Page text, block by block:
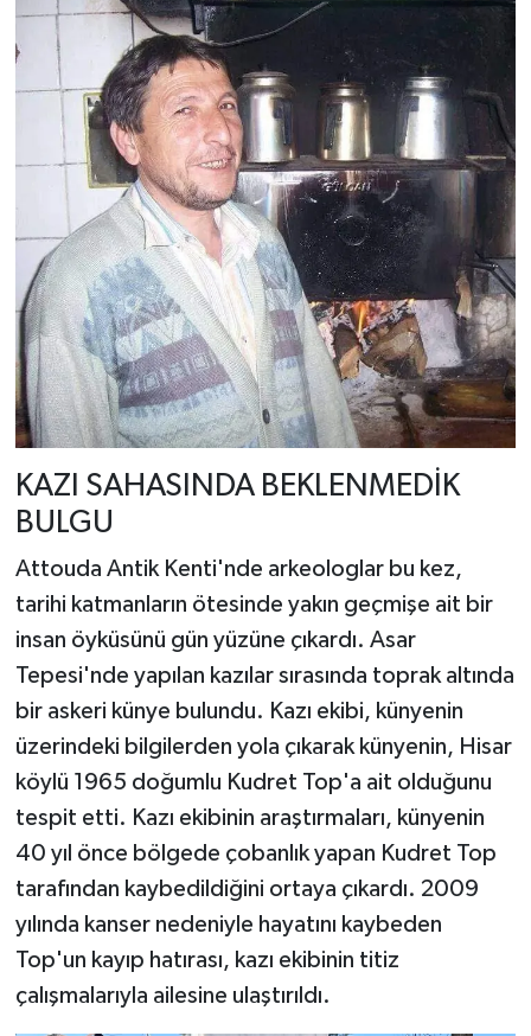
KAZI SAHASINDA BEKLENMEDİK
BULGU
Attouda Antik Kenti'nde arkeologlar bu kez,
tarihi katmanların ötesinde yakın geçmişe ait bir
insan öyküsünü gün yüzüne çıkardı. Asar
Tepesi'nde yapılan kazılar sırasında toprak altında
bir askeri künye bulundu. Kazı ekibi, künyenin
üzerindeki bilgilerden yola çıkarak künyenin, Hisar
köylü 1965 doğumlu Kudret Top'a ait olduğunu
tespit etti. Kazı ekibinin araştırmaları, künyenin
40 yıl önce bölgede çobanlık yapan Kudret Top
tarafından kaybedildiğini ortaya çıkardı. 2009
yılında kanser nedeniyle hayatını kaybeden
Top'un kayıp hatırası, kazı ekibinin titiz
çalışmalarıyla ailesine ulaştırıldı.